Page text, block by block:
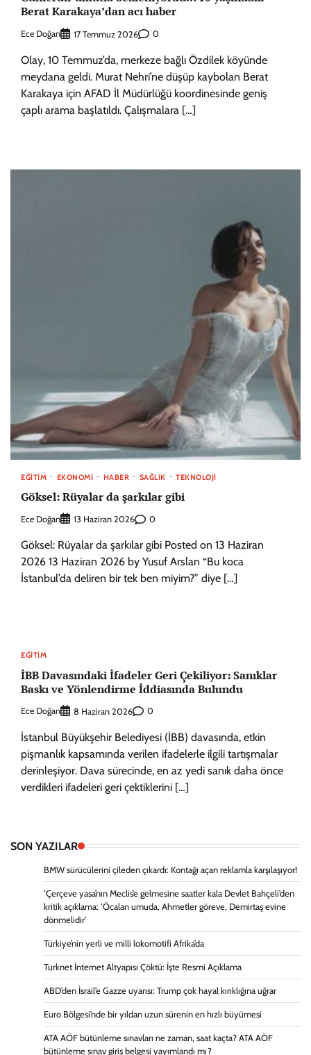
Berat Karakaya’dan acı haber
Ece Doğan 17 Temmuz 2026 0
Olay, 10 Temmuz’da, merkeze bağlı Özdilek köyünde
meydana geldi. Murat Nehri’ne düşüp kaybolan Berat
Karakaya için AFAD İl Müdürlüğü koordinesinde geniş
çaplı arama başlatıldı. Çalışmalara […]
EĞITIM EKONOMI HABER SAĞLIK TEKNOLOJI
Göksel: Rüyalar da şarkılar gibi
Ece Doğan 13 Haziran 2026 0
Göksel: Rüyalar da şarkılar gibi Posted on 13 Haziran
2026 13 Haziran 2026 by Yusuf Arslan “Bu koca
İstanbul’da deliren bir tek ben miyim?” diye […]
EĞITIM
İBB Davasındaki İfadeler Geri Çekiliyor: Sanıklar
Baskı ve Yönlendirme İddiasında Bulundu
Ece Doğan 8 Haziran 2026 0
İstanbul Büyükşehir Belediyesi (İBB) davasında, etkin
pişmanlık kapsamında verilen ifadelerle ilgili tartışmalar
derinleşiyor. Dava sürecinde, en az yedi sanık daha önce
verdikleri ifadeleri geri çektiklerini […]
SON YAZILAR
BMW sürücülerini çileden çıkardı: Kontağı açan reklamla karşılaşıyor!
‘Çerçeve yasa’nın Meclis’e gelmesine saatler kala Devlet Bahçeli’den
kritik açıklama: ‘Öcalan umuda, Ahmetler göreve, Demirtaş evine
dönmelidir’
Türkiye’nin yerli ve milli lokomotifi Afrika’da
Turknet İnternet Altyapısı Çöktü: İşte Resmi Açıklama
ABD’den İsrail’e Gazze uyarısı: Trump çok hayal kırıklığına uğrar
Euro Bölgesi’nde bir yıldan uzun sürenin en hızlı büyümesi
ATA AÖF bütünleme sınavları ne zaman, saat kaçta? ATA AÖF
bütünleme sınav giriş belgesi yayımlandı mı?